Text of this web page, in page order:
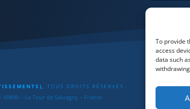
To provide
access
data such
TOUS DROITS RÉSERVÉS.
– La Tour de Salvagny – France